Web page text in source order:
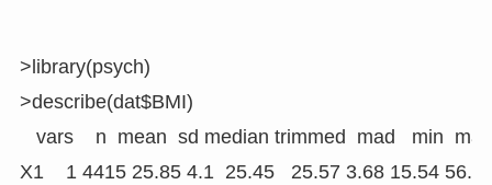
>library(psych)
>describe(dat$BMI)
vars    n  mean  sd median trimmed  mad   min
X1    1 4415 25.85 4.1  25.45   25.57 3.68 15.54 56.8